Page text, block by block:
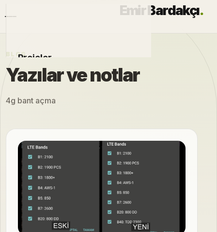
Emir Bardakçı.
Projeler
Otomobiller
Modlar
Hakkımda
Blog
BLOG
Yazılar ve notlar
4g bant açma